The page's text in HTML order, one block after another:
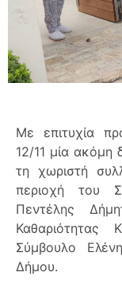
Με επιτυχία
12/11 μία ακόμη
τη χωριστή
περιοχή του
Πεντέλης
Καθαριότητας
Σύμβουλο
Δήμου.